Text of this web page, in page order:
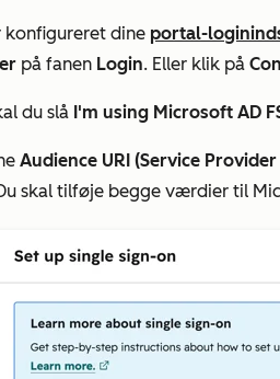
konfigureret dine portal-
på fanen Login. Eller klik på
du slå I'm using Microsoft AD
Audience URI (Service
skal tilføje begge værdier til